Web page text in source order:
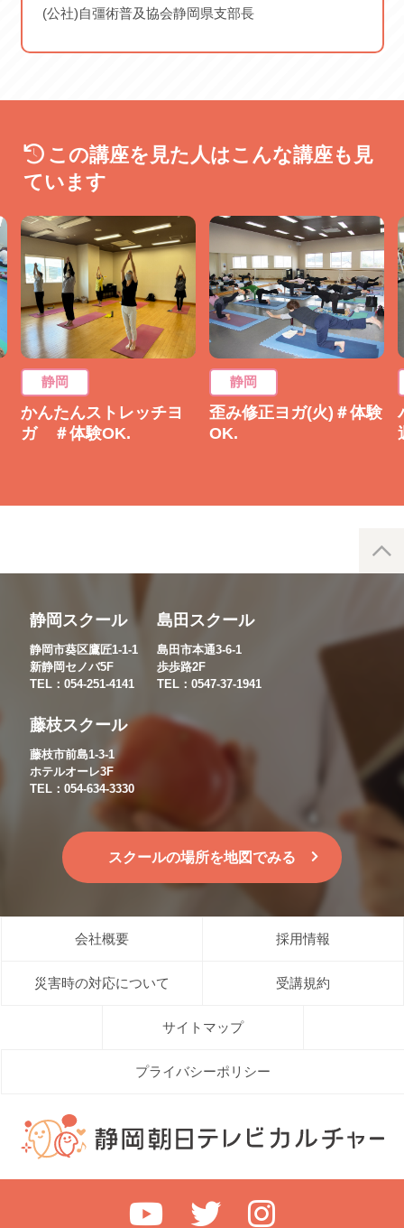
2026/07/23 木 2026/08/06 木
2026/09/03 木 2026/09/10 木
(公社)自彊術普及協会静岡県支部長
この講座を見た人はこんな講座も見
ています
静岡
かんたんストレッチヨ
ガ ＃体験OK.
静岡
歪み修正ヨガ(火)＃体験
OK.
静岡スクール
静岡市葵区鷹匠1-1-1
新静岡セノバ5F
TEL：054-251-4141
島田スクール
島田市本通3-6-1
歩歩路2F
TEL：0547-37-1941
藤枝スクール
藤枝市前島1-3-1
ホテルオーレ3F
TEL：054-634-3330
スクールの場所を地図でみる
会社概要 採用情報
災害時の対応について 受講規約
サイトマップ
プライバシーポリシー